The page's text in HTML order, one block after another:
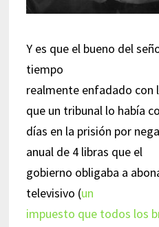
Y es que el bueno del
tiempo
realmente enfadado con
que un tribunal lo había
días en la prisión por
anual de 4 libras que el
gobierno obligaba a
televisivo (un
impuesto que todos los